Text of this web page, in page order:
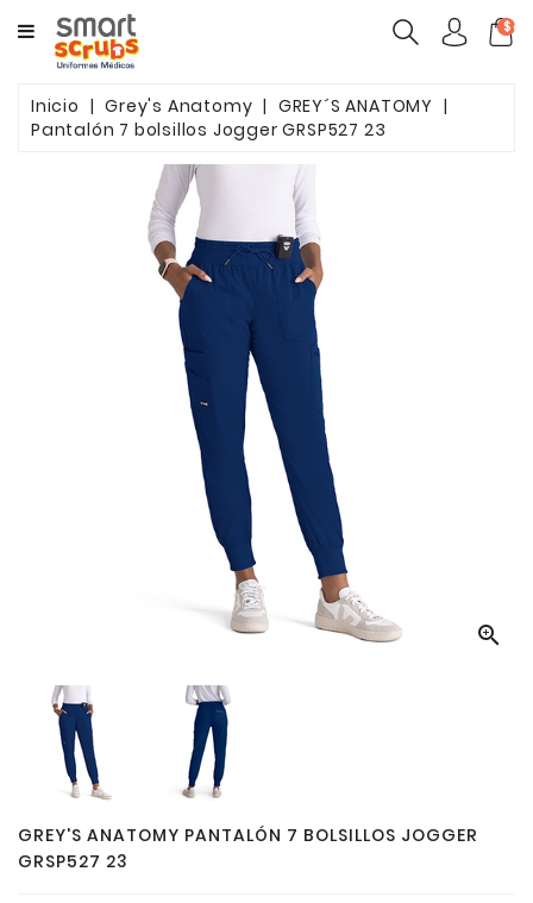
CATEGORY
HOMBRES
COMPLEMENTOS
Inicio Grey's Anatomy
GREY´S ANATOMY
Pantalón 7 bolsillos Jogger GRSP527 23

GREY'S ANATOMY PANTALÓN 7 BOLSILLOS JOGGER
GRSP527 23